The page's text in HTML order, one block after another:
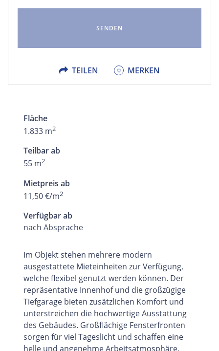
TEILEN
X
MERKEN
Fläche
1.833 m2
Teilbar ab
55 m2
Mietpreis ab
11,50 €/m2
Verfügbar ab
nach Absprache
Im Objekt stehen mehrere modern
ausgestattete Mieteinheiten zur Verfügung,
welche flexibel genutzt werden können. Der
repräsentative Innenhof und die großzügige
Tiefgarage bieten zusätzlichen Komfort und
unterstreichen die hochwertige Ausstattung
des Gebäudes. Großflächige Fensterfronten
sorgen für viel Tageslicht und schaffen eine
helle und angenehme Arbeitsatmosphäre.